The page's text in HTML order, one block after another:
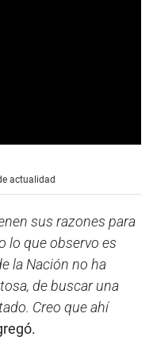
actualidad
sus razones para
lo que observo es
la Nación no ha
de buscar una
Creo que ahí